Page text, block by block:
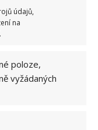
údajů,
na
poloze,
vyžádaných